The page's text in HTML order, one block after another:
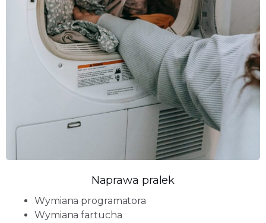
Naprawa pralek
Wymiana programatora
Wymiana fartucha